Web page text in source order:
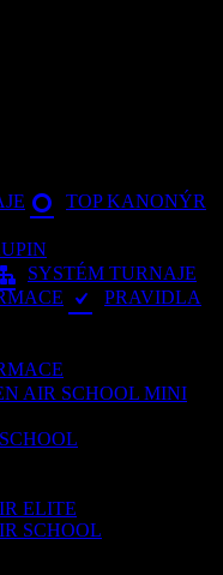
TOP KANONÝR
SYSTÉM TURNAJE
PRAVIDLA
AIR SCHOOL MINI
ELITE
SCHOOL